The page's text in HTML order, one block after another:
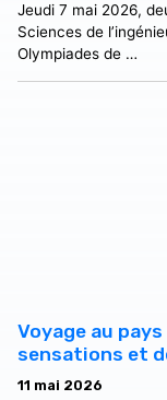
Jeudi 7 mai 2026,
Sciences de
Olympiades de …
Voyage au
sensations et
11 mai 2026